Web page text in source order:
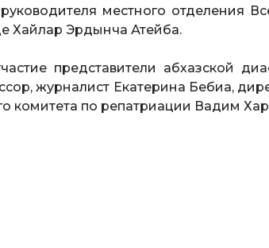
местного отделения
Хайлар Эрдынча Атейба.
представители абхазской
журналист Екатерина Бебиа,
комитета по репатриации Вадим